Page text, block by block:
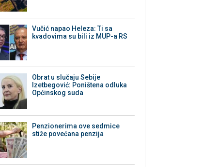
Vučić napao Heleza: Ti sa
kvadovima su bili iz MUP-a RS
Obrat u slučaju Sebije
Izetbegović: Poništena odluka
Općinskog suda
Penzionerima ove sedmice
stiže povećana penzija